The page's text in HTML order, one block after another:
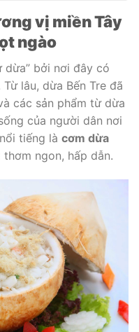
vị miền Tây
ngào
dừa” bởi nơi đây có
lâu, dừa Bến Tre đã
các sản phẩm từ dừa
của người dân nơi
tiếng là cơm dừa
ngon, hấp dẫn.